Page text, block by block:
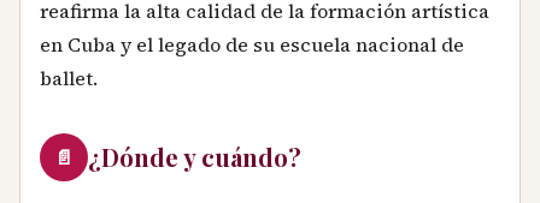
reafirma la alta calidad de la formación artística
en Cuba y el legado de su escuela nacional de
ballet.
📄 ¿Dónde y cuándo?